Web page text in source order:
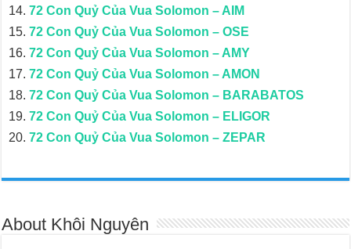
72 Con Quỷ Của Vua Solomon – AIM
72 Con Quỷ Của Vua Solomon – OSE
72 Con Quỷ Của Vua Solomon – AMY
72 Con Quỷ Của Vua Solomon – AMON
72 Con Quỷ Của Vua Solomon – BARABATOS
72 Con Quỷ Của Vua Solomon – ELIGOR
72 Con Quỷ Của Vua Solomon – ZEPAR
About Khôi Nguyên